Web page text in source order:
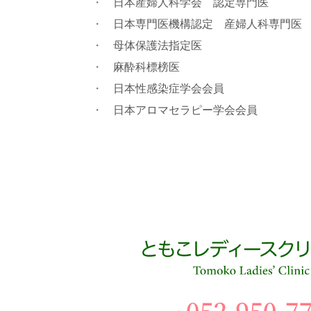
日本産婦人科学会 認定専門医
日本専門医機構認定 産婦人科専門医
母体保護法指定医
麻酔科標榜医
日本性感染症学会会員
日本アロマセラピー学会会員